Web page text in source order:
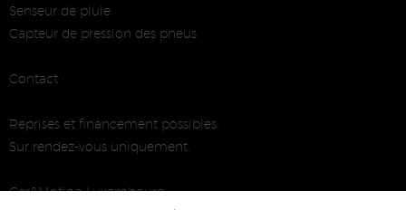
Senseur de pluie
Capteur de pression des pneus
Contact :
Reprises et financement possibles.
Sur rendez-vous uniquement.
Car&Motion Luxembourg